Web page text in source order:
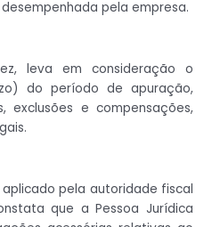
pela empresa.
leva em consideração o
do período de apuração,
exclusões e compensações,
pela autoridade fiscal
que a Pessoa Jurídica